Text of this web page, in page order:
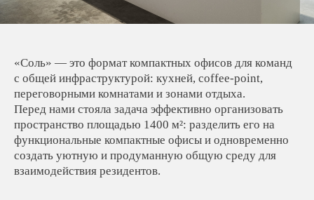
«Соль» — это формат компактных офисов для команд
с общей инфраструктурой: кухней, coffee-point,
переговорными комнатами и зонами отдыха.
Перед нами стояла задача эффективно организовать
пространство площадью 1400 м²: разделить его на
функциональные компактные офисы и одновременно
создать уютную и продуманную общую среду для
взаимодействия резидентов.